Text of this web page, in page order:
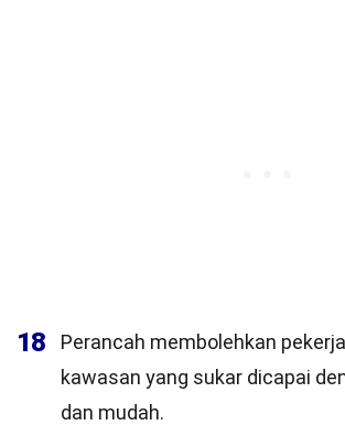
18
Perancah membolehkan
kawasan yang sukar dicapai
dan mudah.